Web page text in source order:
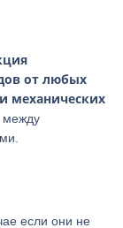
от любых
механических
между
если они не